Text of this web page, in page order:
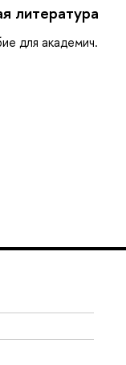
литература
для академич.